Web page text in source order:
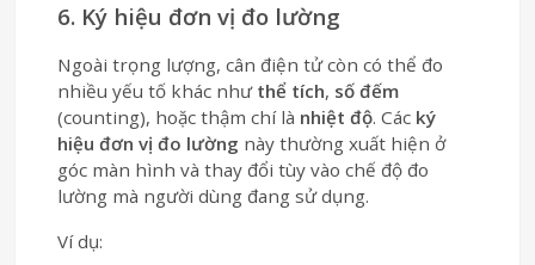
6. Ký hiệu đơn vị đo lường
Ngoài trọng lượng, cân điện tử còn có thể đo
nhiều yếu tố khác như thể tích, số đếm
(counting), hoặc thậm chí là nhiệt độ. Các ký
hiệu đơn vị đo lường này thường xuất hiện ở
góc màn hình và thay đổi tùy vào chế độ đo
lường mà người dùng đang sử dụng.
Ví dụ: